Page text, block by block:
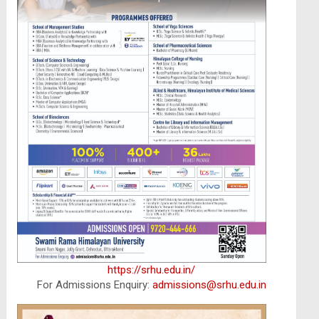
https://srhu.edu.in/
For Admissions Enquiry: admissions@srhu.edu.in